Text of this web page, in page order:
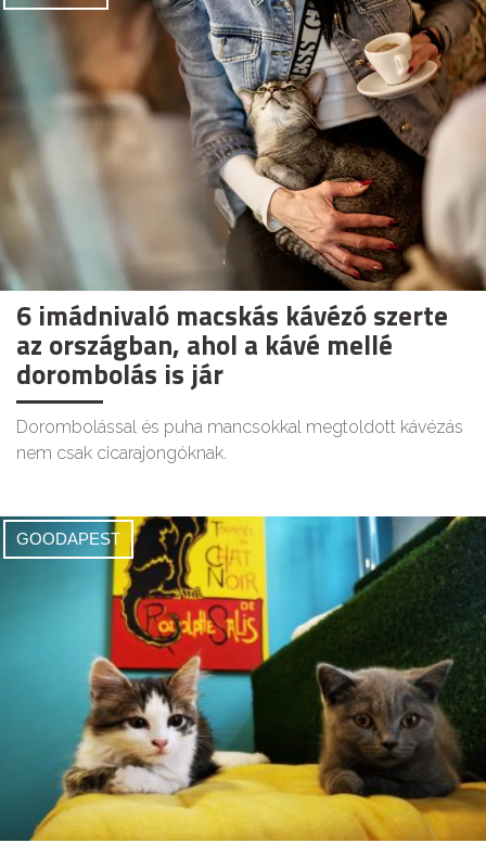
6 imádnivaló macskás kávézó szerte
az országban, ahol a kávé mellé
dorombolás is jár
Dorombolással és puha mancsokkal megtoldott kávézás
nem csak cicarajongóknak.
GOODAPEST